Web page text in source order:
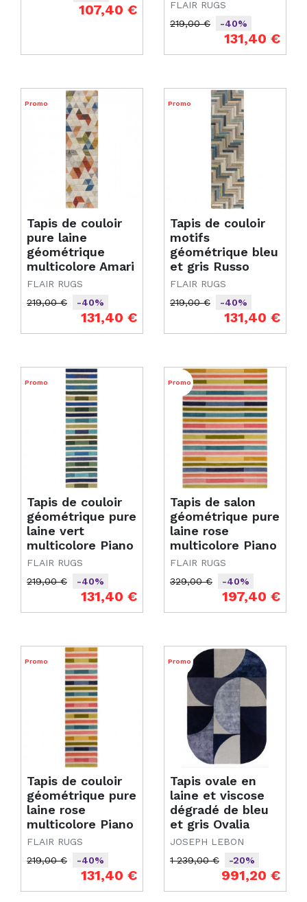
Prix de base107,40 € FLAIR RUGS
Prix de base
219,00 €
-40%
131,40 €
Tapis de couloir
pure laine
géométrique
multicolore Amari
FLAIR RUGS
Prix de base
219,00 €
-40%
131,40 €
Promo
Tapis de couloir
motifs
géométrique bleu
et gris Russo
FLAIR RUGS
Prix de base
219,00 €
-40%
131,40 €
Promo
Tapis de couloir
géométrique pure
laine vert
multicolore Piano
FLAIR RUGS
Prix de base
219,00 €
-40%
131,40 €
Promo
Tapis de salon
géométrique pure
laine rose
multicolore Piano
FLAIR RUGS
Prix de base
329,00 €
-40%
197,40 €
Promo
Tapis de couloir
géométrique pure
laine rose
multicolore Piano
FLAIR RUGS
Prix de base
219,00 €
-40%
131,40 €
Promo
Tapis ovale en
laine et viscose
dégradé de bleu
et gris Ovalia
JOSEPH LEBON
Prix de base
1 239,00 €
-20%
991,20 €
Promo